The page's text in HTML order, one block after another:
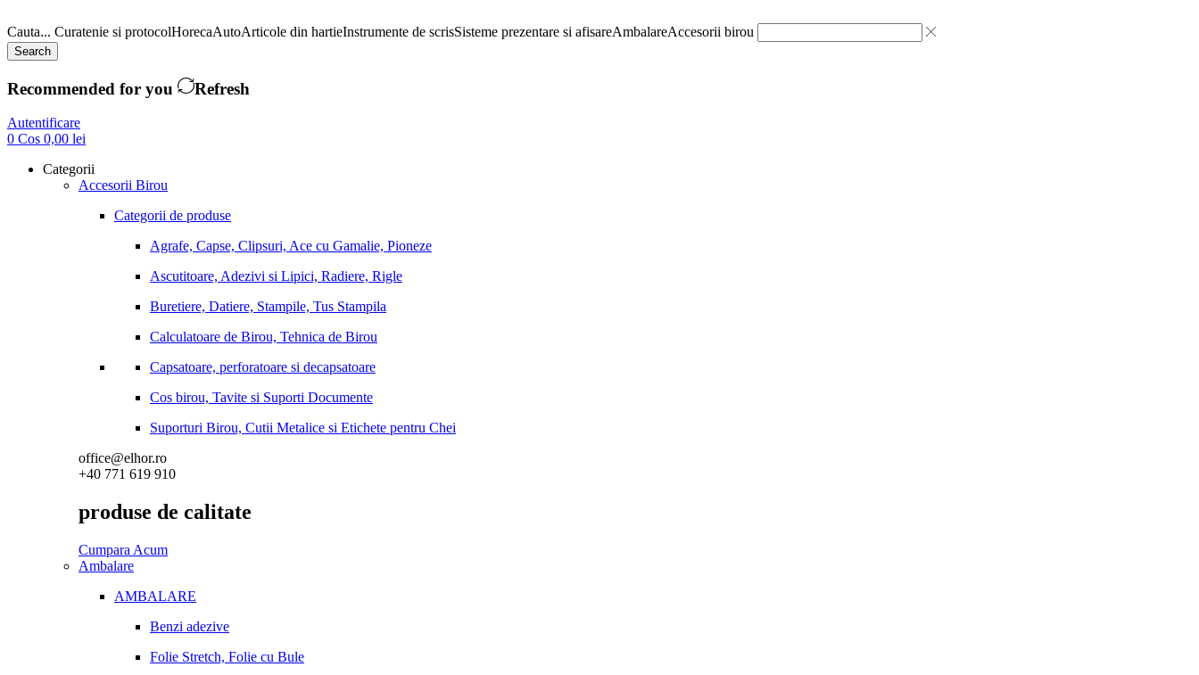
Cauta... Curatenie si protocolHorecaAutoArticole din hartieInstrumente de scrisSisteme prezentare si afisareAmbalareAccesorii birou
Search
Recommended for you Refresh
Autentificare
0 Cos 0,00 lei
Categorii
Accesorii Birou
Categorii de produse
Agrafe, Capse, Clipsuri, Ace cu Gamalie, Pioneze
Ascutitoare, Adezivi si Lipici, Radiere, Rigle
Buretiere, Datiere, Stampile, Tus Stampila
Calculatoare de Birou, Tehnica de Birou
Capsatoare, perforatoare si decapsatoare
Cos birou, Tavite si Suporti Documente
Suporturi Birou, Cutii Metalice si Etichete pentru Chei
office@elhor.ro
+40 771 619 910
produse de calitate
Cumpara Acum
Ambalare
AMBALARE
Benzi adezive
Folie Stretch, Folie cu Bule